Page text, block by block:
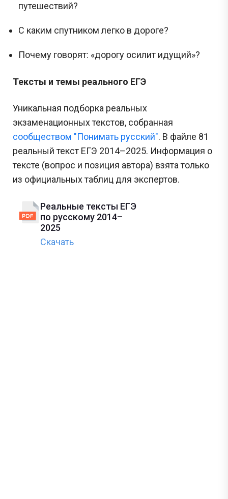
путешествий?
С каким спутником легко в дороге?
Почему говорят: «дорогу осилит идущий»?
Тексты и темы реального ЕГЭ
Уникальная подборка реальных
экзаменационных текстов, собранная
сообществом "Понимать русский". В файле 81
реальный текст ЕГЭ 2014–2025. Информация о
тексте (вопрос и позиция автора) взята только
из официальных таблиц для экспертов.
Реальные тексты ЕГЭ
по русскому 2014–
2025
Скачать